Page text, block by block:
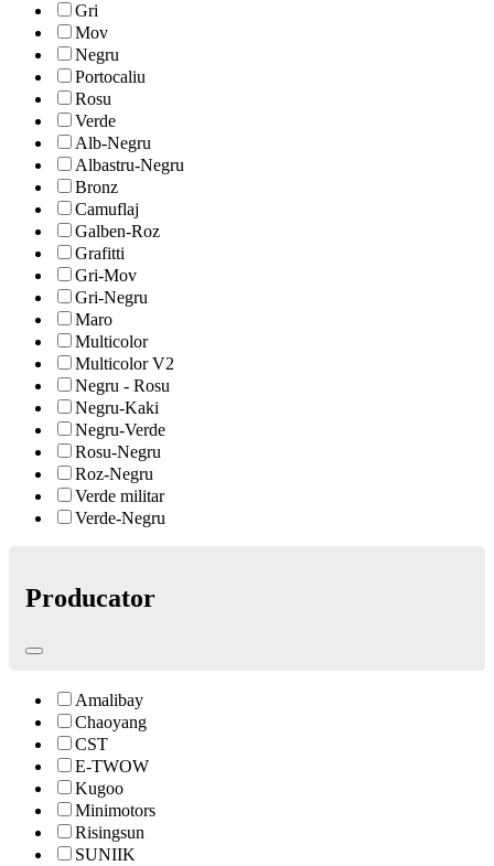
Gri
Mov
Negru
Portocaliu
Rosu
Verde
Alb-Negru
Albastru-Negru
Bronz
Camuflaj
Galben-Roz
Grafitti
Gri-Mov
Gri-Negru
Maro
Multicolor
Multicolor V2
Negru - Rosu
Negru-Kaki
Negru-Verde
Rosu-Negru
Roz-Negru
Verde militar
Verde-Negru
Producator
Amalibay
Chaoyang
CST
E-TWOW
Kugoo
Minimotors
Risingsun
SUNIIK